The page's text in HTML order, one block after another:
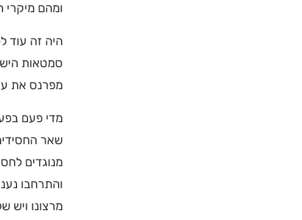
ומהם מיקרי
היה זה עוד
סמטאות
מפרנס את
מדי פעם
שאר
מנוגדים
והתרחבו
מרצונו ויש